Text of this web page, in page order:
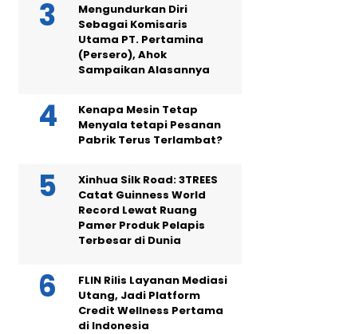
Mengundurkan Diri
Sebagai Komisaris
Utama PT. Pertamina
(Persero), Ahok
Sampaikan Alasannya
Kenapa Mesin Tetap
Menyala tetapi Pesanan
Pabrik Terus Terlambat?
Xinhua Silk Road: 3TREES
Catat Guinness World
Record Lewat Ruang
Pamer Produk Pelapis
Terbesar di Dunia
FLIN Rilis Layanan Mediasi
Utang, Jadi Platform
Credit Wellness Pertama
di Indonesia